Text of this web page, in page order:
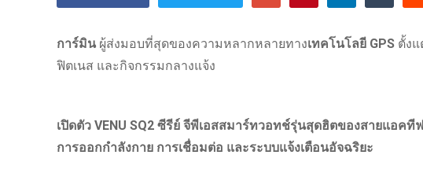
การ์มินผู้ส่งมอบที่สุดของความหลากหลายทางเทคโนโลยี GPS ตั้ง
ฟิตเนส และกิจกรรมกลางแจ้ง
เปิดตัว VENU SQ2 ซีรีย์ จีพีเอสสมาร์ทวอทช์รุ่นสุดฮิตของสายแอค
การออกกำลังกาย การเชื่อมต่อ และระบบแจ้งเตือนอัจฉริยะ